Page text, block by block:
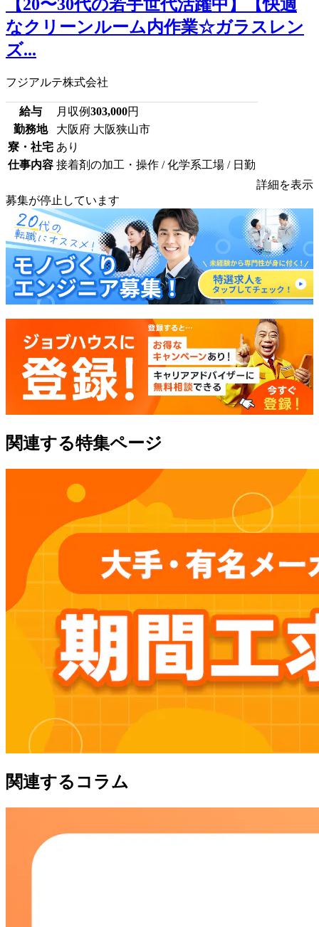
【20〜30代の若手世代活躍中】【快適
なクリーンルーム内作業☆ガラスレン
ズ...
フジアルテ株式会社
給与 月収例303,000円
勤務地
大阪府 大阪狭山市
寮・社宅 あり
仕事内容 接着剤の加工・操作 / 化学系工場 / 日勤
詳細を表示
募集が停止しています
関連する特集ページ
関連するコラム